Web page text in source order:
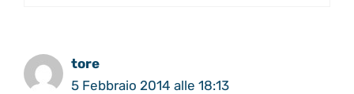
tore
5 Febbraio 2014 alle 18:13